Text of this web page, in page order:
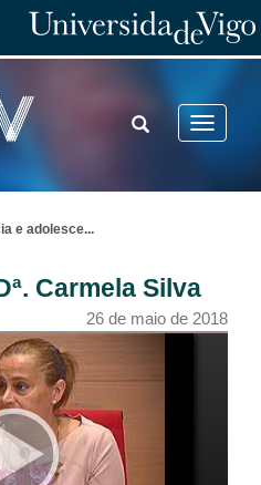
Toggle
TOGGLE
SEARCH
e adolesce...
Carmela Silva
26 de maio de 2018